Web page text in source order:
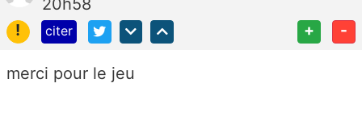
20h58
!
citer + -
merci pour le jeu